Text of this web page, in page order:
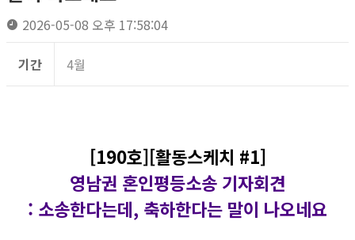
2026-05-08 오후 17:58:04
기간 4월
[190호][활동스케치 #1]
영남권 혼인평등소송 기자회견​
: 소송한다는데, 축하한다는 말이 나오네요